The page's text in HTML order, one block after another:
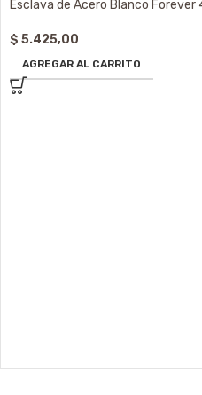
Esclava de Acero Blanco Forever
$ 5.425,00
AGREGAR AL CARRITO